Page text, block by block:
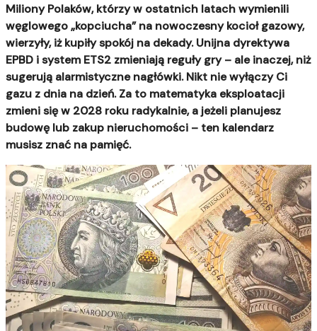
Miliony Polaków, którzy w ostatnich latach wymienili
węglowego „kopciucha” na nowoczesny kocioł gazowy,
wierzyły, iż kupiły spokój na dekady. Unijna dyrektywa
EPBD i system ETS2 zmieniają reguły gry – ale inaczej, niż
sugerują alarmistyczne nagłówki. Nikt nie wyłączy Ci
gazu z dnia na dzień. Za to matematyka eksploatacji
zmieni się w 2028 roku radykalnie, a jeżeli planujesz
budowę lub zakup nieruchomości – ten kalendarz
musisz znać na pamięć.